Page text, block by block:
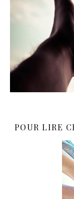
POUR LIRE